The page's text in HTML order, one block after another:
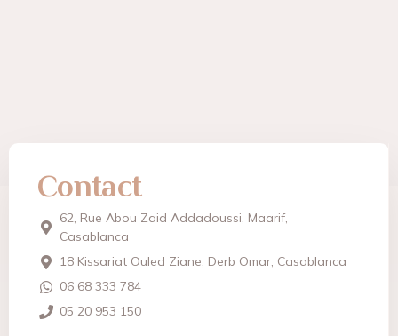
Contact
62, Rue Abou Zaid Addadoussi, Maarif,
Casablanca
18 Kissariat Ouled Ziane, Derb Omar, Casablanca
06 68 333 784
05 20 953 150